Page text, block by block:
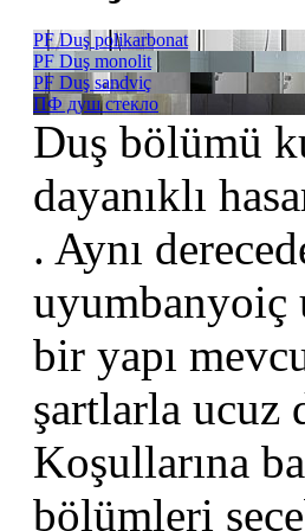
PF Duş polikarbonat
PF Duş monolit
PF Duş sandviç
ПФ душ стекло
Duş bölümü
dayanıklı
. Aynı
uyumbanyoiç
bir yapı
şartlarla ucuz
Koşullarına
bölümleri